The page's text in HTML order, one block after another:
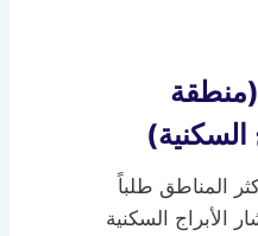
السكنية)
المناطق طلباً
الأبراج السكنية